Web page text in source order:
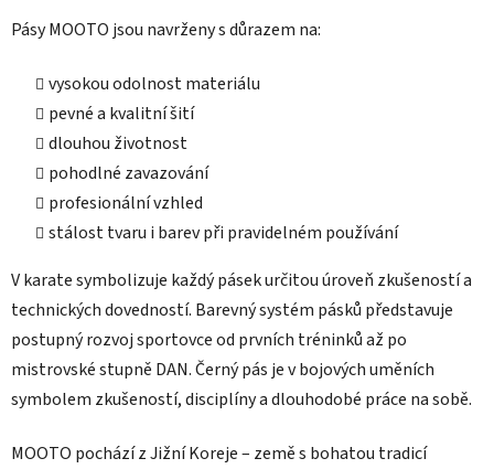
v
p
Pásy MOOTO jsou navrženy s důrazem na:
vysokou odolnost materiálu
pevné a kvalitní šití
dlouhou životnost
pohodlné zavazování
profesionální vzhled
stálost tvaru i barev při pravidelném používání
V karate symbolizuje každý pásek určitou úroveň zkušeností a
technických dovedností. Barevný systém pásků představuje
postupný rozvoj sportovce od prvních tréninků až po
mistrovské stupně DAN. Černý pás je v bojových uměních
symbolem zkušeností, disciplíny a dlouhodobé práce na sobě.
MOOTO pochází z Jižní Koreje – země s bohatou tradicí